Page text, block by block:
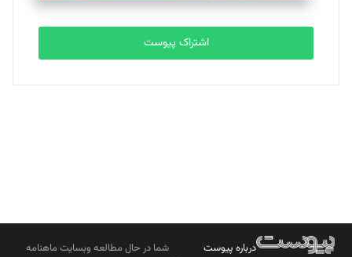
تحریریه
بابک نقاش
تحریریه
اشتراک پیوست
درباره پیوست
شما در حال مطالعه وبسایت ماهنامه